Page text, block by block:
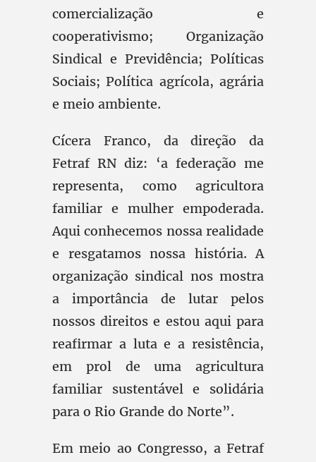
comercialização e
cooperativismo; Organização
Sindical e Previdência; Políticas
Sociais; Política agrícola, agrária
e meio ambiente.
Cícera Franco, da direção da
Fetraf RN diz: ‘a federação me
representa, como agricultora
familiar e mulher empoderada.
Aqui conhecemos nossa realidade
e resgatamos nossa história. A
organização sindical nos mostra
a importância de lutar pelos
nossos direitos e estou aqui para
reafirmar a luta e a resistência,
em prol de uma agricultura
familiar sustentável e solidária
para o Rio Grande do Norte”.
Em meio ao Congresso, a Fetraf